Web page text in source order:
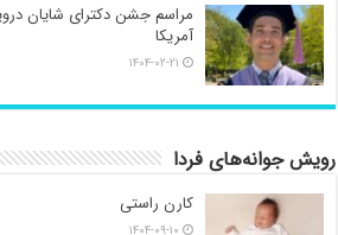
مراسم جشن دکترای شایان
آمریکا
۱۴۰۴-۰۲-۲۱
رویش جوانه‌های فردا
کارن راستی
۱۴۰۴-۰۹-۱۰